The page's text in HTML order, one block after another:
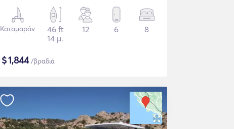
Καταμαράν
46 ft
14 μ.
12 6 8
$1,844/βραδιά